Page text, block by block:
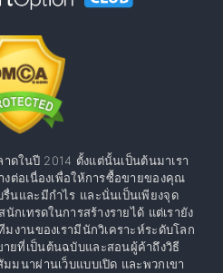
ดในปี 2014 ตั้งแต่นั้นเป็นต้นมาเรา
งต่อเนื่องเพื่อให้การซื้อขายของคุณ
นและมีกำไร และนั่นเป็นเพียงจุด
กเทรดในการสร้างรายได้ แต่เรายัง
งานของเรามีนักวิเคราะห์ระดับโลก
ยที่เป็นต้นฉบับและสอนผู้ค้าถึงวิธี
มนาผ่านเว็บแบบเปิด และพวกเขา